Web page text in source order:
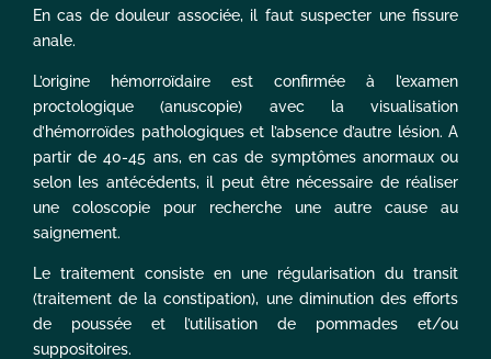
En cas de douleur associée, il faut suspecter une fissure
anale.
L’origine hémorroïdaire est confirmée à l’examen
proctologique (anuscopie) avec la visualisation
d’hémorroïdes pathologiques et l’absence d’autre lésion. A
partir de 40-45 ans, en cas de symptômes anormaux ou
selon les antécédents, il peut être nécessaire de réaliser
une coloscopie pour recherche une autre cause au
saignement.
Le traitement consiste en une régularisation du transit
(traitement de la constipation), une diminution des efforts
de poussée et l’utilisation de pommades et/ou
suppositoires.